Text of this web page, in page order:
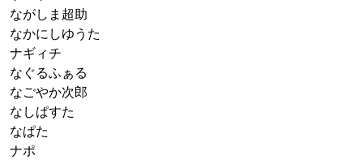
ながしま超助
なかにしゆうた
ナギィチ
なぐるふぁる
なごやか次郎
なしぱすた
なぱた
ナポ